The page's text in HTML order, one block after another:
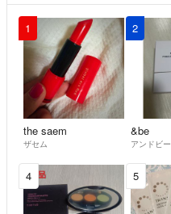
1
the saem
ザセム
2
&be
アンドビー
4 5